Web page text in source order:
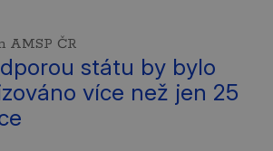
AMSP ČR
státu by bylo
více než jen 25